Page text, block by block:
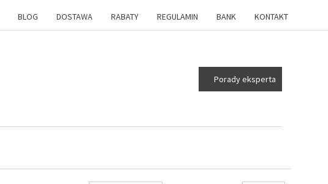
BLOG DOSTAWA RABATY REGULAMIN BANK KONTAKT
Porady eksperta